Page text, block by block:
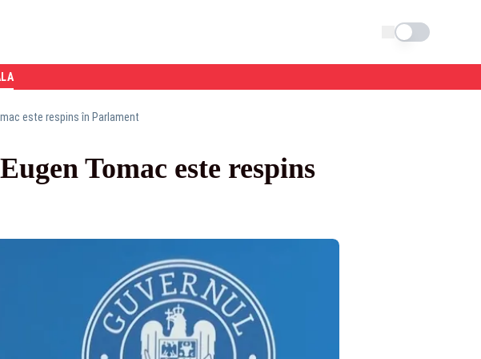
Schimba tema
este respins în Parlament
Tomac este respins